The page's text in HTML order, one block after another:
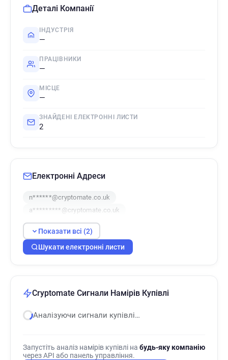
Деталі Компанії
ІНДУСТРІЯ
—
ПРАЦІВНИКИ
—
МІСЦЕ
—
ЗНАЙДЕНІ ЕЛЕКТРОННІ ЛИСТИ
2
Електронні Адреси
n******@cryptomate.co.uk
a*********@cryptomate.co.uk
Показати всі (2)
Шукати електронні листи
Cryptomate Сигнали Намірів Купівлі
Аналізуючи сигнали купівлі…
Запустіть аналіз намірів купівлі на будь-яку компанію
через API або панель управління.